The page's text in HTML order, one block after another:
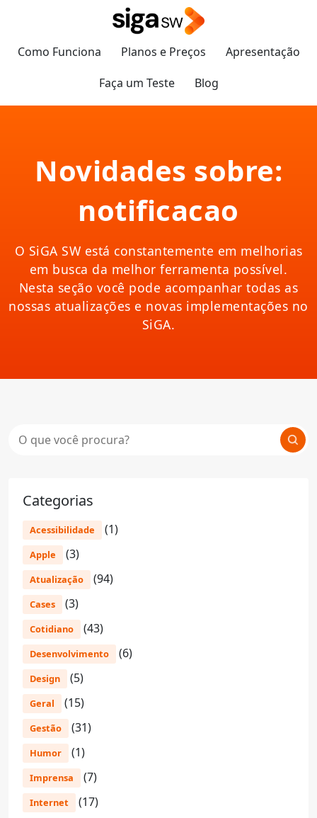
Como Funciona Planos e Preços
Apresentação
Faça um Teste
Blog
Novidades sobre:
notificacao
O SiGA SW está constantemente em melhorias
em busca da melhor ferramenta possível.
Nesta seção você pode acompanhar todas as
nossas atualizações e novas implementações no
SiGA.
Categorias
Acessibilidade (1)
Apple (3)
Atualização (94)
Cases (3)
Cotidiano (43)
Desenvolvimento (6)
Design (5)
Geral (15)
Gestão (31)
Humor (1)
Imprensa (7)
Internet (17)